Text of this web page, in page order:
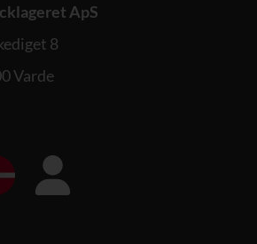
ApS
8
Varde